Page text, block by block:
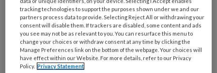
tracking technologies to support the purposes shown under we and our
partners process data to provide. Selecting Reject All or withdrawing your
consent will disable them. If trackers are disabled, some content and ads
you see may not be as relevant to you. You can resurface this menu to
change your choices or withdraw consent at any time by clicking the
Manage Preferences link on the bottom of the webpage. Your choices will
have effect within our Website. For more details, refer to our Privacy
Policy. Privacy Statement